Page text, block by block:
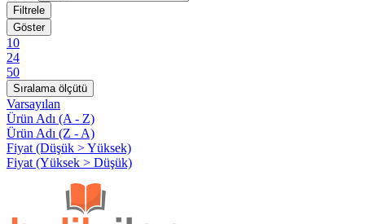
Filtrele
Göster
10
24
50
Sıralama ölçütü
Varsayılan
Ürün Adı (A - Z)
Ürün Adı (Z - A)
Fiyat (Düşük > Yüksek)
Fiyat (Yüksek > Düşük)